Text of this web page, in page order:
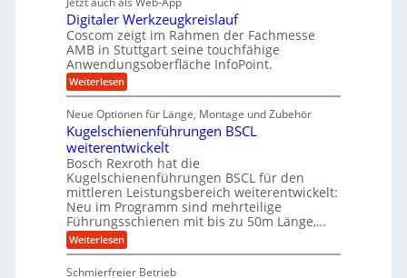
f
ü
r
r
a
e
U
m
g
e
b
u
n
s
e
i
n
g
a
n
g
h
t
i
g
e
r
a
l
s
M
a
s
c
h
i
n
e
n
i
e
b
e
f
ü
r
r
ä
i
s
e
H
u
b
b
e
w
e
ä
z
i
s
i
o
n
f
r
A
u
t
o
m
o
t
i
v
e
n
Digitaler Werkzeugkreislauf
Coscom zeigt im Rahmen der Fachmesse
AMB in Stuttgart seine touchfähige
Anwendungsoberfläche InfoPoint.
Weiterlesen:
D
g
i
t
a
l
e
r
W
e
r
k
z
e
Neue Optionen für Länge, Montage und Zubehör
Kugelschienenführungen BSCL
weiterentwickelt
Bosch Rexroth hat die
Kugelschienenführungen BSCL für den
mittleren Leistungsbereich weiterentwickelt:
Neu im Programm sind mehrteilige
Führungsschienen mit bis zu 50m Länge,…
Weiterlesen:
K
Schmierfreier Betrieb